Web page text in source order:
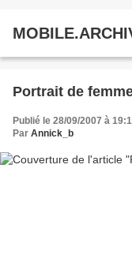
Portrait de
Publié le 28/09/2007 à
Par Annick_b